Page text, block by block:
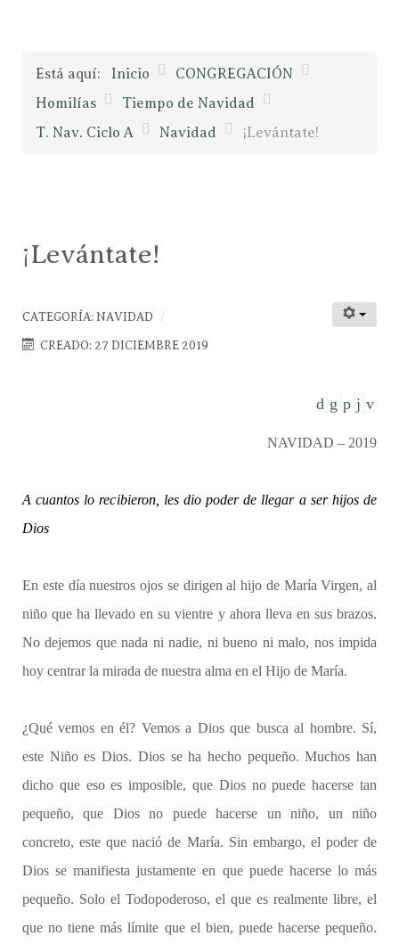
Está aquí: Inicio
CONGREGACIÓN
Homilías
Tiempo de Navidad
T. Nav. Ciclo A
Navidad ¡Levántate!
¡Levántate!
CATEGORÍA: NAVIDAD
CREADO: 27 DICIEMBRE 2019
NAVIDAD – 2019
A cuantos lo recibieron, les dio poder de llegar a ser hijos de
Dios
En este día nuestros ojos se dirigen al hijo de María Virgen, al
niño que ha llevado en su vientre y ahora lleva en sus brazos.
No dejemos que nada ni nadie, ni bueno ni malo, nos impida
hoy centrar la mirada de nuestra alma en el Hijo de María.
¿Qué vemos en él? Vemos a Dios que busca al hombre. Sí,
este Niño es Dios. Dios se ha hecho pequeño. Muchos han
dicho que eso es imposible, que Dios no puede hacerse tan
pequeño, que Dios no puede hacerse un niño, un niño
concreto, este que nació de María. Sin embargo, el poder de
Dios se manifiesta justamente en que puede hacerse lo más
pequeño. Solo el Todopoderoso, el que es realmente libre, el
que no tiene más límite que el bien, puede hacerse pequeño.